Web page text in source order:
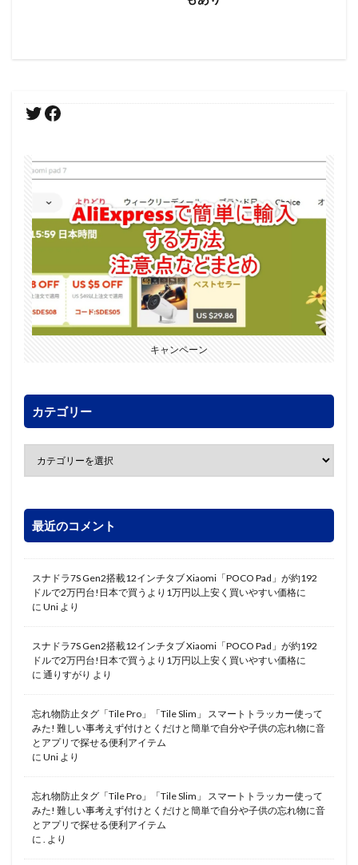
キャンペーン
カテゴリー
最近のコメント
スナドラ7S Gen2搭載12インチタブ Xiaomi「POCO Pad」が約192
ドルで2万円台!日本で買うより1万円以上安く買いやすい価格に
に Uni より
スナドラ7S Gen2搭載12インチタブ Xiaomi「POCO Pad」が約192
ドルで2万円台!日本で買うより1万円以上安く買いやすい価格に
に 通りすがり より
忘れ物防止タグ「Tile Pro」「Tile Slim」 スマートトラッカー使って
みた! 難しい事考えず付けとくだけと簡単で自分や子供の忘れ物に音
とアプリで探せる便利アイテム
に Uni より
忘れ物防止タグ「Tile Pro」「Tile Slim」 スマートトラッカー使って
みた! 難しい事考えず付けとくだけと簡単で自分や子供の忘れ物に音
とアプリで探せる便利アイテム
に . より